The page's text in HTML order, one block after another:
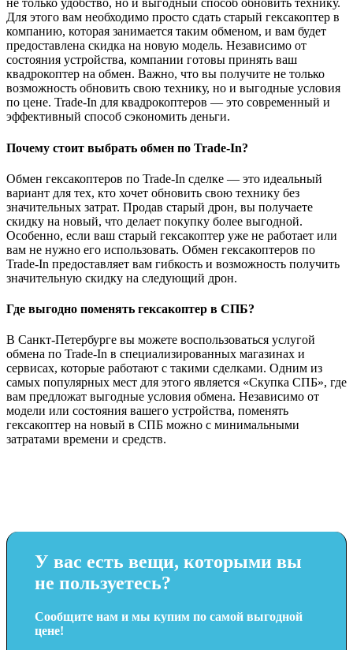
не только удобство, но и выгодный способ обновить технику.
Для этого вам необходимо просто сдать старый гексакоптер в
компанию, которая занимается таким обменом, и вам будет
предоставлена скидка на новую модель. Независимо от
состояния устройства, компании готовы принять ваш
квадрокоптер на обмен. Важно, что вы получите не только
возможность обновить свою технику, но и выгодные условия
по цене. Trade-In для квадрокоптеров — это современный и
эффективный способ сэкономить деньги.
Почему стоит выбрать обмен по Trade-In?
Обмен гексакоптеров по Trade-In сделке — это идеальный
вариант для тех, кто хочет обновить свою технику без
значительных затрат. Продав старый дрон, вы получаете
скидку на новый, что делает покупку более выгодной.
Особенно, если ваш старый гексакоптер уже не работает или
вам не нужно его использовать. Обмен гексакоптеров по
Trade-In предоставляет вам гибкость и возможность получить
значительную скидку на следующий дрон.
Где выгодно поменять гексакоптер в СПБ?
В Санкт-Петербурге вы можете воспользоваться услугой
обмена по Trade-In в специализированных магазинах и
сервисах, которые работают с такими сделками. Одним из
самых популярных мест для этого является «Скупка СПБ», где
вам предложат выгодные условия обмена. Независимо от
модели или состояния вашего устройства, поменять
гексакоптер на новый в СПБ можно с минимальными
затратами времени и средств.
У вас есть вещи, которыми вы
не пользуетесь?
Сообщите нам и мы купим по самой выгодной
цене!